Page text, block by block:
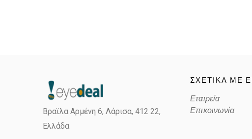
Βραϊλα Αρμένη 6, Λάρισα, 412 22,
Ελλάδα
ΣΧΕΤΙΚΑ ΜΕ
Εταιρεία
Επικοινωνία